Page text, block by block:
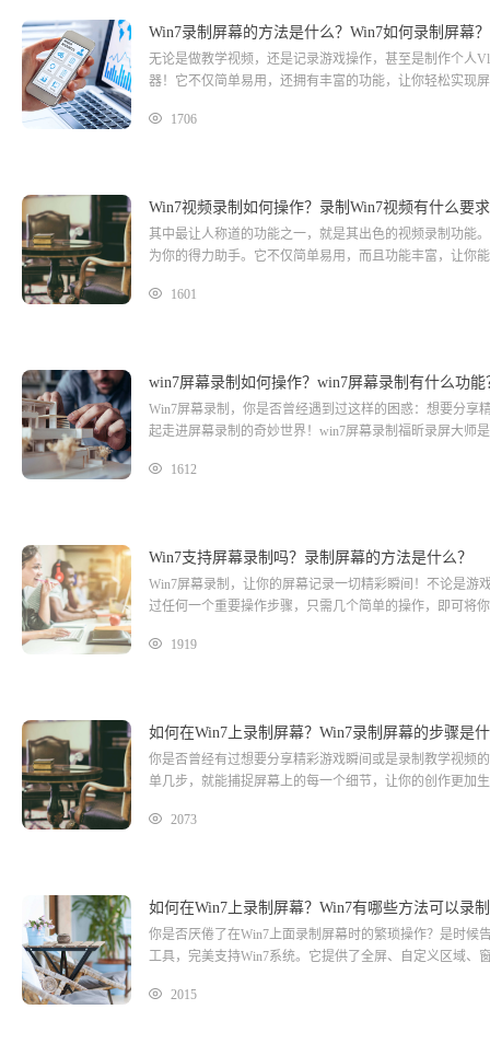
Win7录制屏幕的方法是什么？Win7如何录制屏幕？
无论是做教学视频，还是记录游戏操作，甚至是制作个人
器！它不仅简单易用，还拥有丰富的功能，让你轻松实现
1706
Win7视频录制如何操作？录制Win7视频有什么要
其中最让人称道的功能之一，就是其出色的视频录制功能
为你的得力助手。它不仅简单易用，而且功能丰富，让你
1601
win7屏幕录制如何操作？win7屏幕录制有什么功能
Win7屏幕录制，你是否曾经遇到过这样的困惑：想要分
起走进屏幕录制的奇妙世界！win7屏幕录制福昕录屏大师
择合适的录制模式。同时，此工具还
1612
Win7支持屏幕录制吗？录制屏幕的方法是什么？
Win7屏幕录制，让你的屏幕记录一切精彩瞬间！不论是
过任何一个重要操作步骤，只需几个简单的操作，即可将
1919
如何在Win7上录制屏幕？Win7录制屏幕的步骤是
你是否曾经有过想要分享精彩游戏瞬间或是录制教学视频
单几步，就能捕捉屏幕上的每一个细节，让你的创作更加
2073
如何在Win7上录制屏幕？Win7有哪些方法可以录
你是否厌倦了在Win7上面录制屏幕时的繁琐操作？是时候
工具，完美支持Win7系统。它提供了全屏、自定义区域、
2015